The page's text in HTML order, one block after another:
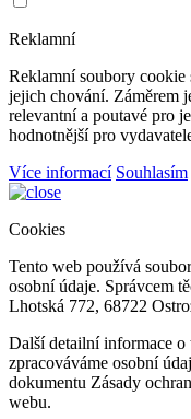
Reklamní
Reklamní soubory cookie
jejich chování. Záměrem
relevantní a poutavé pro
hodnotnější pro
Více informací Souhlasím
Cookies
Tento web používá
osobní údaje. Správcem
Lhotská 772, 68722
Další detailní informace o
zpracováváme osobní
dokumentu Zásady
webu.